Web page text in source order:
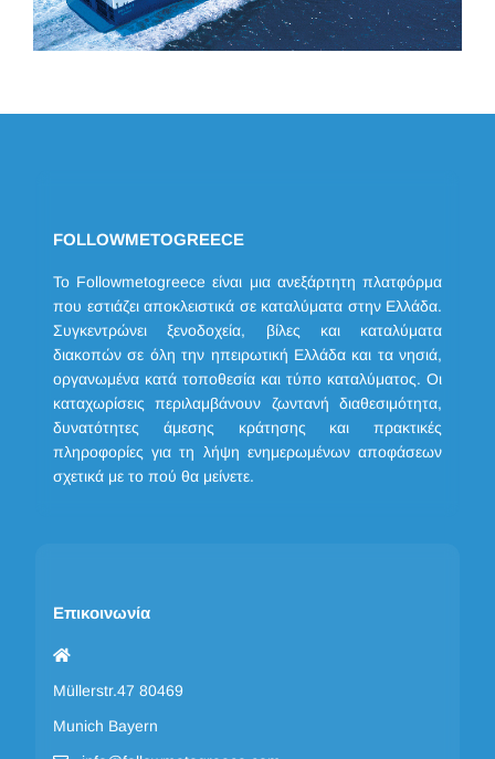
FOLLOWMETOGREECE
Το Followmetogreece είναι μια ανεξάρτητη πλατφόρμα
που εστιάζει αποκλειστικά σε καταλύματα στην Ελλάδα.
Συγκεντρώνει ξενοδοχεία, βίλες και καταλύματα
διακοπών σε όλη την ηπειρωτική Ελλάδα και τα νησιά,
οργανωμένα κατά τοποθεσία και τύπο καταλύματος. Οι
καταχωρίσεις περιλαμβάνουν ζωντανή διαθεσιμότητα,
δυνατότητες άμεσης κράτησης και πρακτικές
πληροφορίες για τη λήψη ενημερωμένων αποφάσεων
σχετικά με το πού θα μείνετε.
Επικοινωνία
Müllerstr.47 80469
Munich Bayern